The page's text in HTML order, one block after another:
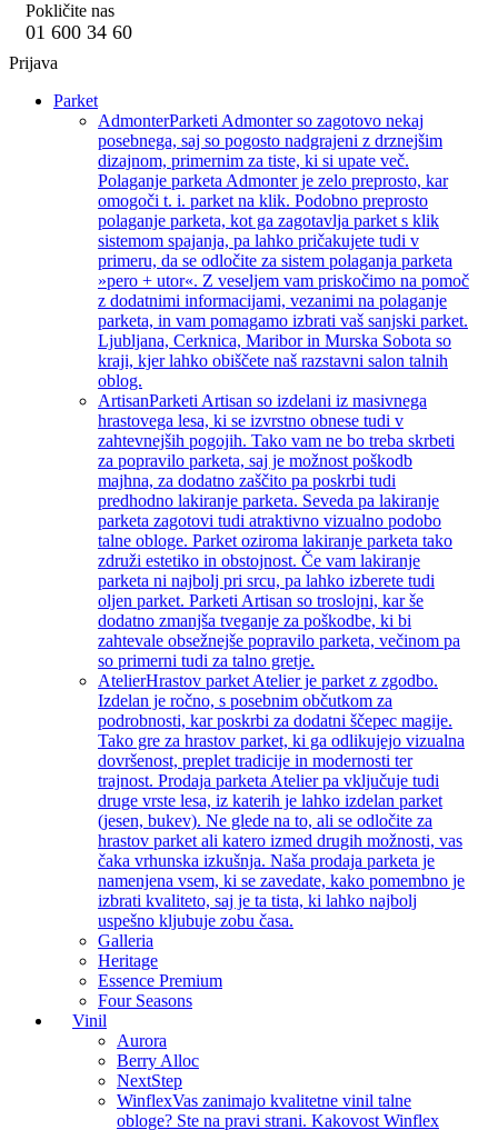
Pokličite nas
01 600 34 60
Prijava
Parket
AdmonterParketi Admonter so zagotovo nekaj
posebnega, saj so pogosto nadgrajeni z drznejšim
dizajnom, primernim za tiste, ki si upate več.
Polaganje parketa Admonter je zelo preprosto, kar
omogoči t. i. parket na klik. Podobno preprosto
polaganje parketa, kot ga zagotavlja parket s klik
sistemom spajanja, pa lahko pričakujete tudi v
primeru, da se odločite za sistem polaganja parketa
»pero + utor«. Z veseljem vam priskočimo na pomoč
z dodatnimi informacijami, vezanimi na polaganje
parketa, in vam pomagamo izbrati vaš sanjski parket.
Ljubljana, Cerknica, Maribor in Murska Sobota so
kraji, kjer lahko obiščete naš razstavni salon talnih
oblog.
ArtisanParketi Artisan so izdelani iz masivnega
hrastovega lesa, ki se izvrstno obnese tudi v
zahtevnejših pogojih. Tako vam ne bo treba skrbeti
za popravilo parketa, saj je možnost poškodb
majhna, za dodatno zaščito pa poskrbi tudi
predhodno lakiranje parketa. Seveda pa lakiranje
parketa zagotovi tudi atraktivno vizualno podobo
talne obloge. Parket oziroma lakiranje parketa tako
združi estetiko in obstojnost. Če vam lakiranje
parketa ni najbolj pri srcu, pa lahko izberete tudi
oljen parket. Parketi Artisan so troslojni, kar še
dodatno zmanjša tveganje za poškodbe, ki bi
zahtevale obsežnejše popravilo parketa, večinom pa
so primerni tudi za talno gretje.
AtelierHrastov parket Atelier je parket z zgodbo.
Izdelan je ročno, s posebnim občutkom za
podrobnosti, kar poskrbi za dodatni ščepec magije.
Tako gre za hrastov parket, ki ga odlikujejo vizualna
dovršenost, preplet tradicije in modernosti ter
trajnost. Prodaja parketa Atelier pa vključuje tudi
druge vrste lesa, iz katerih je lahko izdelan parket
(jesen, bukev). Ne glede na to, ali se odločite za
hrastov parket ali katero izmed drugih možnosti, vas
čaka vrhunska izkušnja. Naša prodaja parketa je
namenjena vsem, ki se zavedate, kako pomembno je
izbrati kvaliteto, saj je ta tista, ki lahko najbolj
uspešno kljubuje zobu časa.
Galleria
Heritage
Essence Premium
Four Seasons
Vinil
Aurora
Berry Alloc
NextStep
WinflexVas zanimajo kvalitetne vinil talne
obloge? Ste na pravi strani. Kakovost Winflex